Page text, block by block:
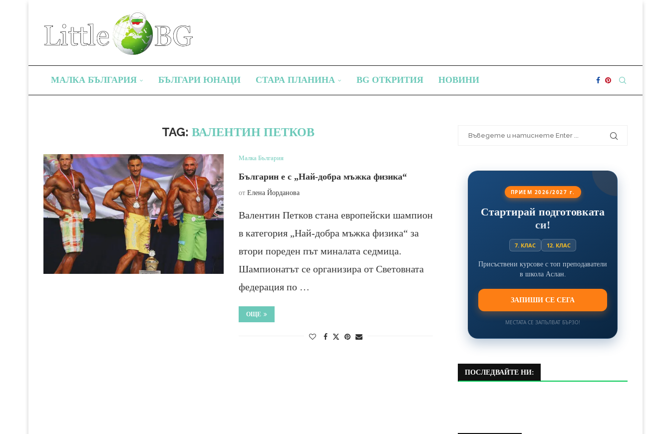
МАЛКА БЪЛГАРИЯ БЪЛГАРИ ЮНАЦИ СТАРА ПЛАНИНА BG ОТКРИТИЯ НОВИНИ
TAG: ВАЛЕНТИН ПЕТКОВ
Малка България
Българин е с „Най-добра мъжка физика“
от Елена Йорданова
Валентин Петков стана европейски шампион
в категория „Най-добра мъжка физика“ за
втори пореден път миналата седмица.
Шампионатът се организира от Световната
федерация по …
ОЩЕ
ПРИЕМ 2026/2027 г.
Стартирай подготовката
си!
7. КЛАС 12. КЛАС
Присъствени курсове с топ преподаватели
в школа Аслан.
ЗАПИШИ СЕ СЕГА
МЕСТАТА СЕ ЗАПЪЛВАТ БЪРЗО!
ПОСЛЕДВАЙТЕ НИ: